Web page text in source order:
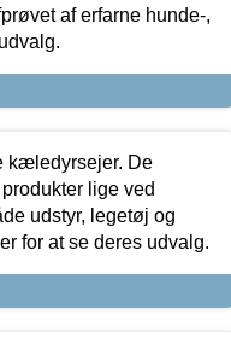
af erfarne hunde-,
kæledyrsejer. De
lige ved
udstyr, legetøj og
for at se deres udvalg.